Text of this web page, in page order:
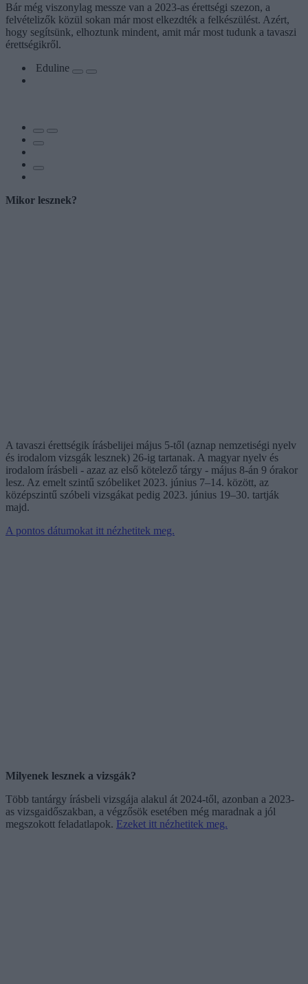
Bár még viszonylag messze van a 2023-as érettségi szezon, a
felvételizők közül sokan már most elkezdték a felkészülést. Azért,
hogy segítsünk, elhoztunk mindent, amit már most tudunk a tavaszi
érettségikről.
Eduline
Mikor lesznek?
A tavaszi érettségik írásbelijei május 5-től (aznap nemzetiségi nyelv
és irodalom vizsgák lesznek) 26-ig tartanak. A magyar nyelv és
irodalom írásbeli - azaz az első kötelező tárgy - május 8-án 9 órakor
lesz. Az emelt szintű szóbeliket 2023. június 7–14. között, az
középszintű szóbeli vizsgákat pedig 2023. június 19–30. tartják
majd.
A pontos dátumokat itt nézhetitek meg.
Milyenek lesznek a vizsgák?
Több tantárgy írásbeli vizsgája alakul át 2024-től, azonban a 2023-
as vizsgaidőszakban, a végzősök esetében még maradnak a jól
megszokott feladatlapok. Ezeket itt nézhetitek meg.